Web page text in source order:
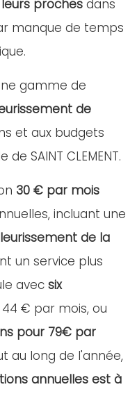
proches dans
manque de temps
gamme de
de
et aux budgets
SAINT CLEMENT.
30 € par mois
incluant une
de la
un service plus
avec six
€ par mois, ou
pour 79€ par
au long de l'année,
annuelles est à